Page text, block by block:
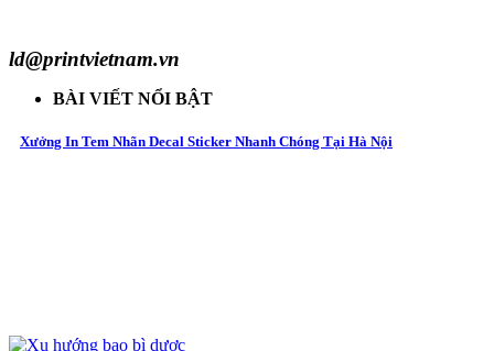
ld@printvietnam.vn
BÀI VIẾT NỔI BẬT
Xưởng In Tem Nhãn Decal Sticker Nhanh Chóng Tại Hà Nội